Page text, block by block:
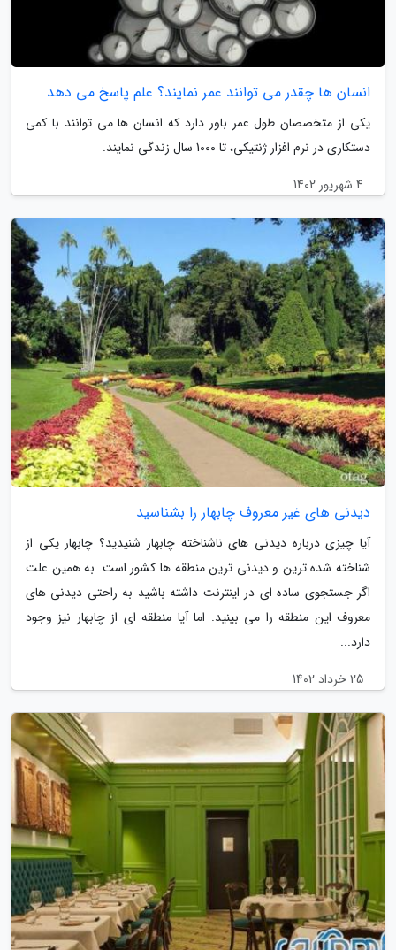
انسان ها چقدر می توانند عمر نمایند؟ علم پاسخ می دهد
یکی از متخصصان طول عمر باور دارد که انسان ها می توانند با کمی
دستکاری در نرم افزار ژنتیکی، تا 1000 سال زندگی نمایند.
4 شهریور 1402
دیدنی های غیر معروف چابهار را بشناسید
آیا چیزی درباره دیدنی های ناشناخته چابهار شنیدید؟ چابهار یکی از
شناخته شده ترین و دیدنی ترین منطقه ها کشور است. به همین علت
اگر جستجوی ساده ای در اینترنت داشته باشید به راحتی دیدنی های
معروف این منطقه را می بینید. اما آیا منطقه ای از چابهار نیز وجود
دارد...
25 خرداد 1402